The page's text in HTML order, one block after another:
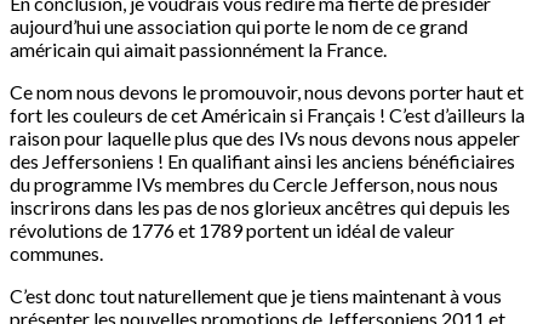
aujourd’hui une association qui porte le nom de ce grand
américain qui aimait passionnément la France.
Ce nom nous devons le promouvoir, nous devons porter haut et
fort les couleurs de cet Américain si Français ! C’est d’ailleurs la
raison pour laquelle plus que des IVs nous devons nous appeler
des Jeffersoniens ! En qualifiant ainsi les anciens bénéficiaires
du programme IVs membres du Cercle Jefferson, nous nous
inscrirons dans les pas de nos glorieux ancêtres qui depuis les
révolutions de 1776 et 1789 portent un idéal de valeur
communes.
C’est donc tout naturellement que je tiens maintenant à vous
présenter les nouvelles promotions de Jeffersoniens 2011 et